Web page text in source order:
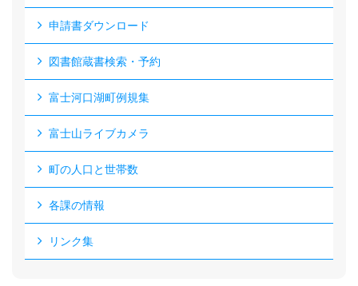
申請書ダウンロード
図書館蔵書検索・予約
富士河口湖町例規集
富士山ライブカメラ
町の人口と世帯数
各課の情報
リンク集